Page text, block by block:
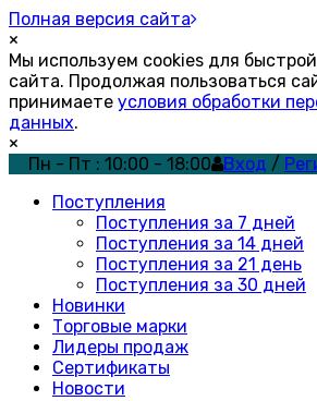
Полная версия сайта
×
Мы используем cookies для
сайта. Продолжая пользоваться
принимаете условия обработки
данных.
×
Пн - Пт : 10:00 - 18:00
Вход /
Поступления
Поступления за 7 дней
Поступления за 14 дней
Поступления за 21 день
Поступления за 30 дней
Новинки
Торговые марки
Лидеры продаж
Сертификаты
Новости